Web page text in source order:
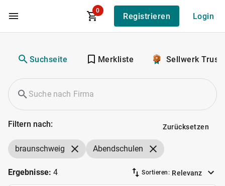
Zum Hauptinhalt
0
Registrieren Login
Suchseite Merkliste Sellwerk
Filtern nach: Zurücksetzen
braunschweig Abendschulen
Ergebnisse: 4 Sortieren: Relevanz